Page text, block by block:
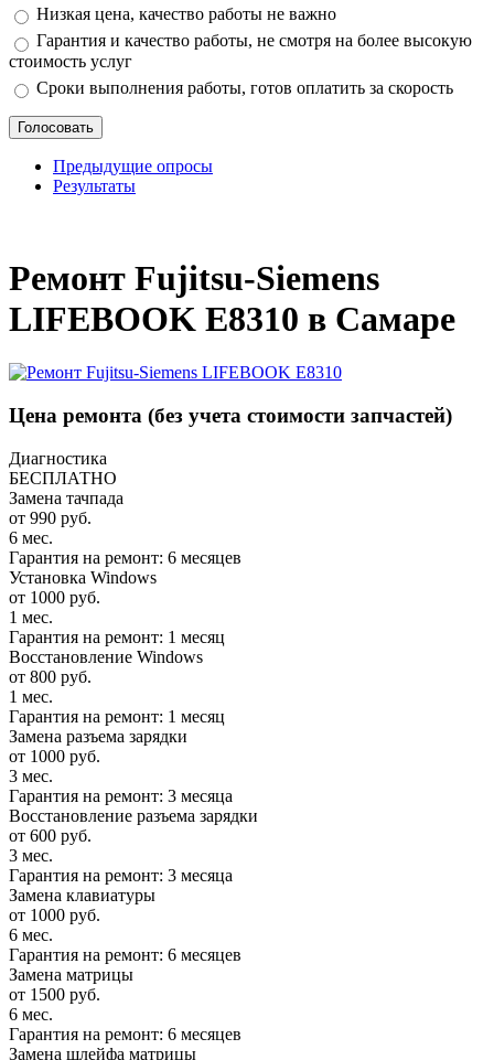
Низкая цена, качество работы не важно
Гарантия и качество работы, не смотря на более высокую
стоимость услуг
Сроки выполнения работы, готов оплатить за скорость
Предыдущие опросы
Результаты
Ремонт Fujitsu-Siemens
LIFEBOOK E8310 в Самаре
Цена ремонта (без учета стоимости запчастей)
Диагностика
БЕСПЛАТНО
Замена тачпада
от 990 руб.
6 мес.
Гарантия на ремонт: 6 месяцев
Установка Windows
от 1000 руб.
1 мес.
Гарантия на ремонт: 1 месяц
Восстановление Windows
от 800 руб.
1 мес.
Гарантия на ремонт: 1 месяц
Замена разъема зарядки
от 1000 руб.
3 мес.
Гарантия на ремонт: 3 месяца
Восстановление разъема зарядки
от 600 руб.
3 мес.
Гарантия на ремонт: 3 месяца
Замена клавиатуры
от 1000 руб.
6 мес.
Гарантия на ремонт: 6 месяцев
Замена матрицы
от 1500 руб.
6 мес.
Гарантия на ремонт: 6 месяцев
Замена шлейфа матрицы